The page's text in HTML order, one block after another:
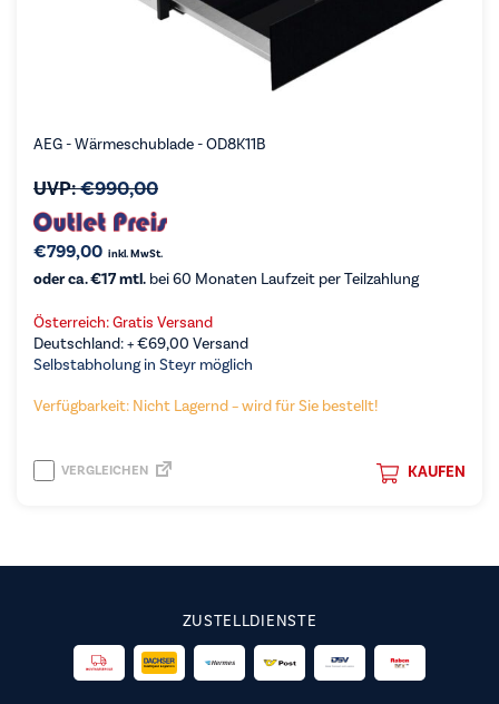
AEG - Wärmeschublade - OD8K11B
UVP:€990,00
€799,00 inkl. MwSt.
oder ca. €17 mtl. bei 60 Monaten Laufzeit per Teilzahlung
Österreich: Gratis Versand
Deutschland: +€69,00 Versand
Selbstabholung in Steyr möglich
Verfügbarkeit: Nicht Lagernd – wird für Sie bestellt!
KAUFEN
VERGLEICHEN
ZUSTELLDIENSTE